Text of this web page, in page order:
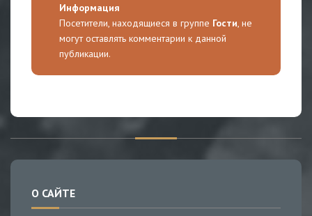
Информация
Посетители, находящиеся в группе Гости, не
могут оставлять комментарии к данной
публикации.
О САЙТЕ